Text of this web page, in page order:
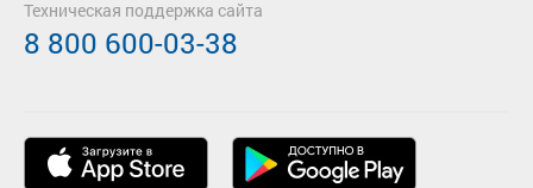
Техническая поддержка сайта
8 800 600-03-38